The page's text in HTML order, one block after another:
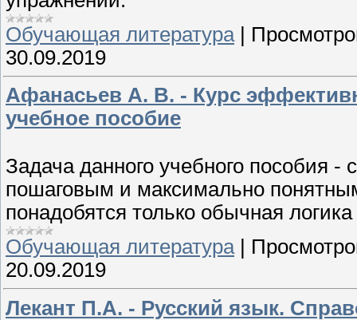
Обучающая литература |
30.09.2019
Афанасьев А. В. - Курс
учебное пособие
Задача данного учебного пособия
пошаговым и максимально
понадобятся только обычная
Обучающая литература|
20.09.2019
Лекант П.А. - Русский язык.